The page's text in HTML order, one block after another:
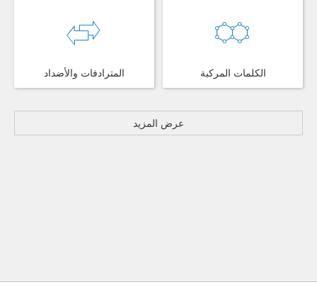
المترادفات والأضداد الكلمات المركبة
عرض المزيد